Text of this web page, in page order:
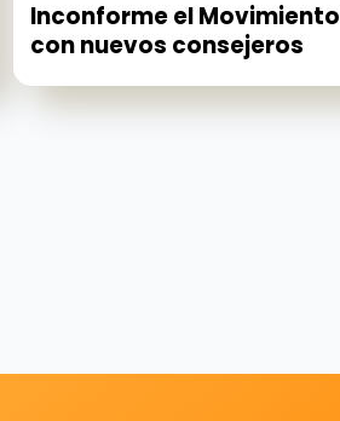
Inconforme el
con nuevos consejeros